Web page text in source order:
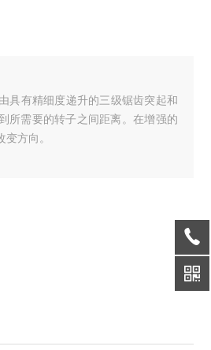
具有精细度递升的三级锯齿突起和
所需要的转子之间距离。在增强的
方向。